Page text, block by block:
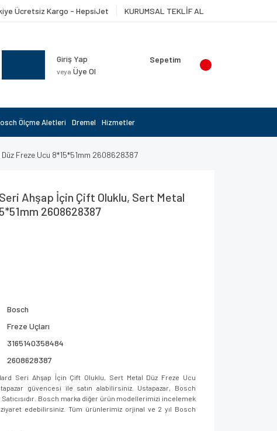
Ücretsiz Kargo - HepsiJet KURUMSAL TEKLİF AL
Giriş Yap
veya Üye Ol
Sepetim
Ölçme Aletleri Dremel Hizmetler
Freze Ucu 8*15*51mm 2608628387
Ahşap İçin Çift Oluklu, Sert Metal
2608628387
Bosch
Freze Uçları
3165140358484
2608628387
Seri Ahşap İçin Çift Oluklu, Sert Metal Düz Freze Ucu
güvencesi ile satın alabilirsiniz. Ustapazar, Bosch
Bosch marka diğer ürün modellerimizi incelemek
edebilirsiniz. Tüm ürünlerimiz orjinal ve 2 yıl Bosch